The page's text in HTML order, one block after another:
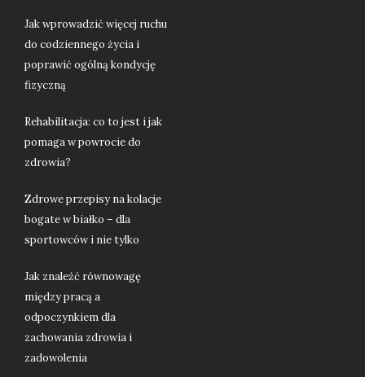
Jak wprowadzić więcej ruchu
do codziennego życia i
poprawić ogólną kondycję
fizyczną
Rehabilitacja: co to jest i jak
pomaga w powrocie do
zdrowia?
Zdrowe przepisy na kolacje
bogate w białko – dla
sportowców i nie tylko
Jak znaleźć równowagę
między pracą a
odpoczynkiem dla
zachowania zdrowia i
zadowolenia